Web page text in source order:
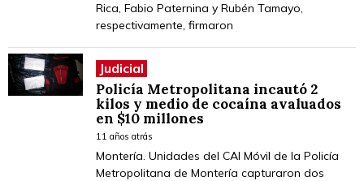
Rica, Fabio Paternina y Rubén Tamayo,
respectivamente, firmaron
Judicial
Policía Metropolitana incautó 2
kilos y medio de cocaína avaluados
en $10 millones
11 años atrás
Montería. Unidades del CAI Móvil de la Policía
Metropolitana de Montería capturaron dos